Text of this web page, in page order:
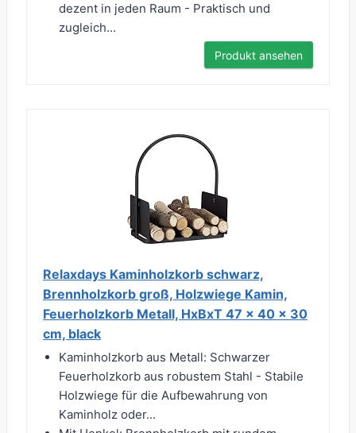
dezent in jeden Raum - Praktisch und
zugleich...
Produkt ansehen
Relaxdays Kaminholzkorb schwarz,
Brennholzkorb groß, Holzwiege Kamin,
Feuerholzkorb Metall, HxBxT 47 x 40 x 30
cm, black
Kaminholzkorb aus Metall: Schwarzer
Feuerholzkorb aus robustem Stahl - Stabile
Holzwiege für die Aufbewahrung von
Kaminholz oder...